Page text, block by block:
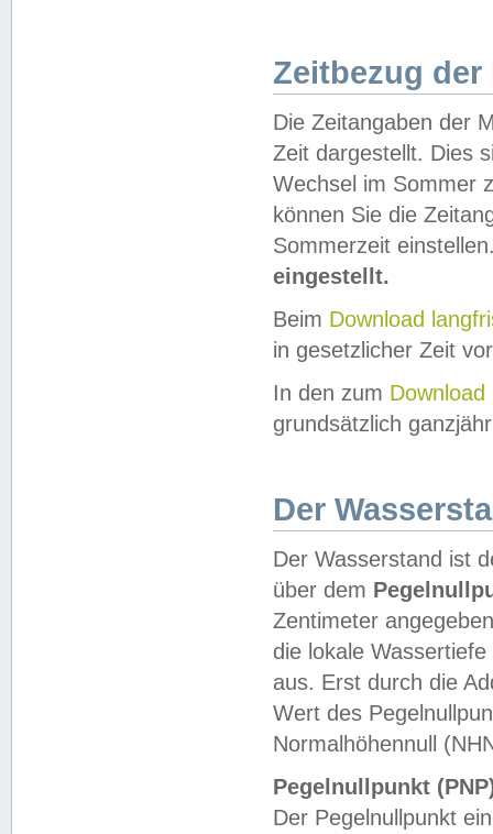
Zeitbezug der
Die Zeitangaben der
Zeit dargestellt. Dies
Wechsel im Sommer
können Sie die
Sommerzeit
eingestellt.
Beim Download
in gesetzlicher Zeit
In den zum Download
grundsätzlich
Der
Der Wasserstand ist
über dem
Zentimeter
die lokale
aus. Erst durch die
Wert des
Normalhöhennull
Pegelnullpunkt
Der Pegelnullpunkt